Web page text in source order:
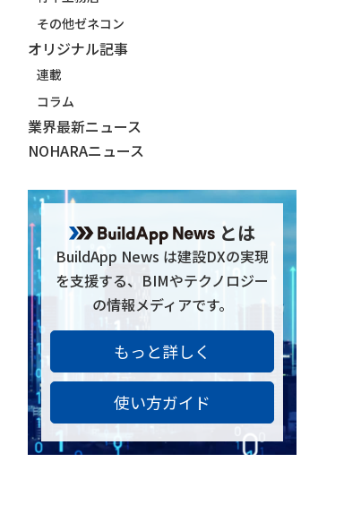
その他ゼネコン
オリジナル記事
連載
コラム
業界最新ニュース
NOHARAニュース
とは
BuildApp News は建設DXの実現
を支援する、BIMやテクノロジー
の情報メディアです。
もっと詳しく
使い方ガイド